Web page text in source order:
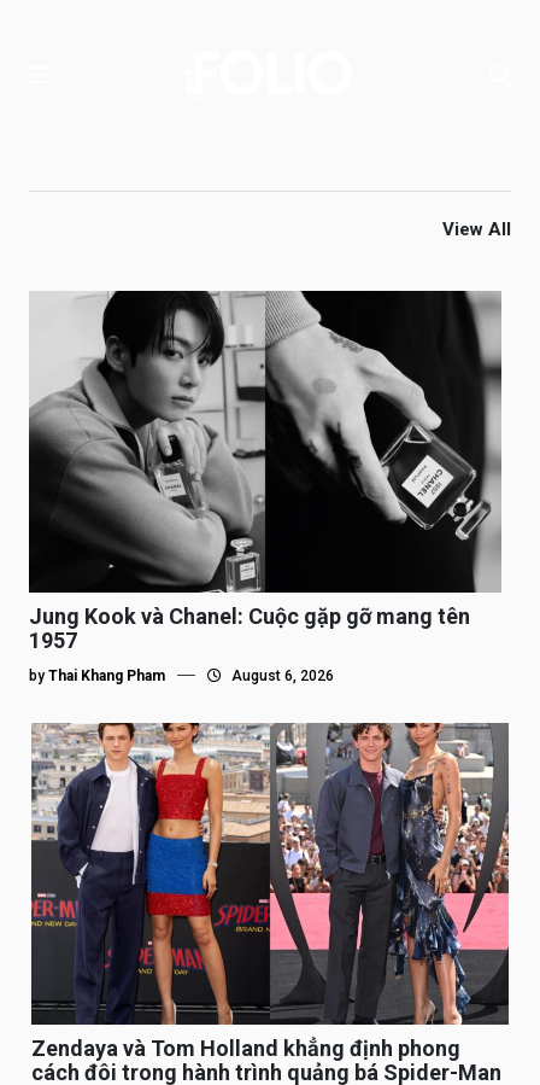
View All
Jung Kook và Chanel: Cuộc gặp gỡ mang tên
1957
by Thai Khang Pham August 6, 2026
Zendaya và Tom Holland khẳng định phong
cách đôi trong hành trình quảng bá Spider-Man